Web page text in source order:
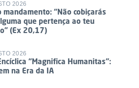
2026
mandamento: “Não cobiçarás
que pertença ao teu
(Ex 20,17)
2026
“Magnifica Humanitas”:
na Era da IA